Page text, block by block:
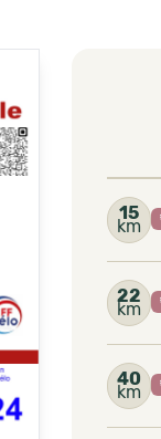
15
km
22
km
40
km